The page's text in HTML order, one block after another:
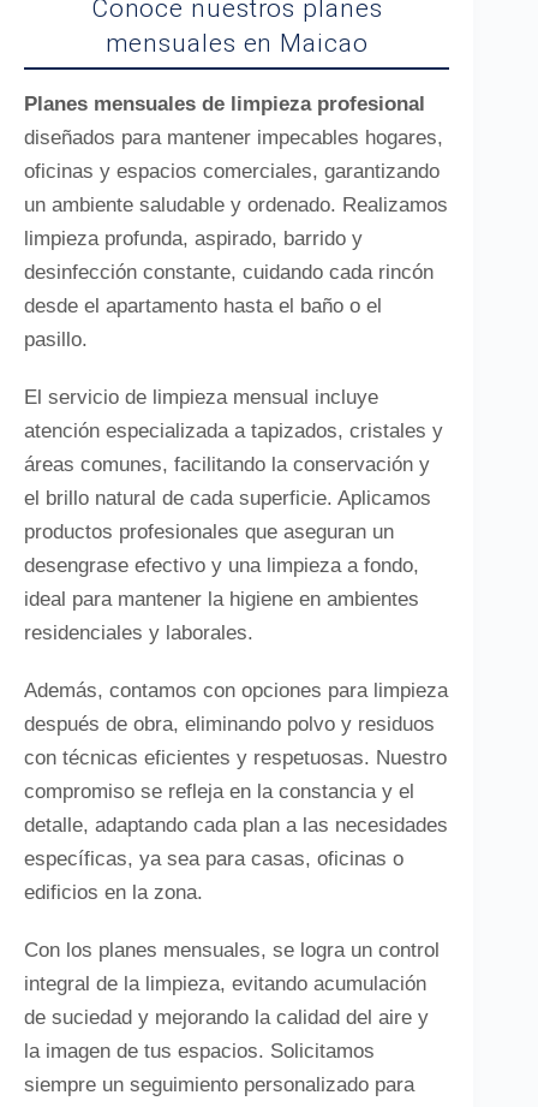
Conoce nuestros planes
mensuales en Maicao
Planes mensuales de limpieza profesional
diseñados para mantener impecables hogares,
oficinas y espacios comerciales, garantizando
un ambiente saludable y ordenado. Realizamos
limpieza profunda, aspirado, barrido y
desinfección constante, cuidando cada rincón
desde el apartamento hasta el baño o el
pasillo.
El servicio de limpieza mensual incluye
atención especializada a tapizados, cristales y
áreas comunes, facilitando la conservación y
el brillo natural de cada superficie. Aplicamos
productos profesionales que aseguran un
desengrase efectivo y una limpieza a fondo,
ideal para mantener la higiene en ambientes
residenciales y laborales.
Además, contamos con opciones para limpieza
después de obra, eliminando polvo y residuos
con técnicas eficientes y respetuosas. Nuestro
compromiso se refleja en la constancia y el
detalle, adaptando cada plan a las necesidades
específicas, ya sea para casas, oficinas o
edificios en la zona.
Con los planes mensuales, se logra un control
integral de la limpieza, evitando acumulación
de suciedad y mejorando la calidad del aire y
la imagen de tus espacios. Solicitamos
siempre un seguimiento personalizado para